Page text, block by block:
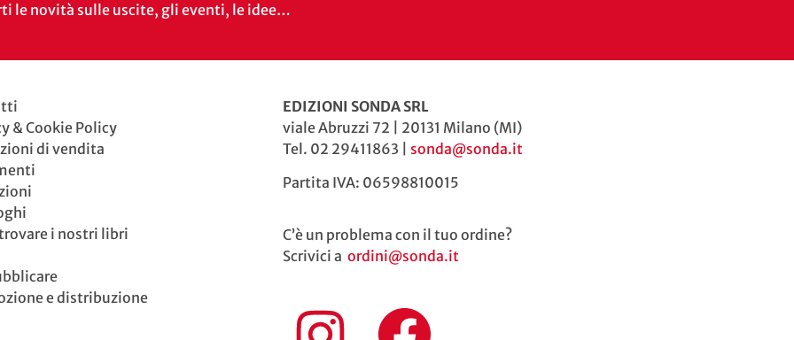
le novità sulle uscite, gli eventi, le idee…
& Cookie Policy
di vendita
i nostri libri
e distribuzione
EDIZIONI SONDA SRL
viale Abruzzi 72 | 20131 Milano (MI)
Tel. 02 29411863 | sonda@sonda.it
Partita IVA: 06598810015
C’è un problema con il tuo ordine?
Scrivici a ordini@sonda.it